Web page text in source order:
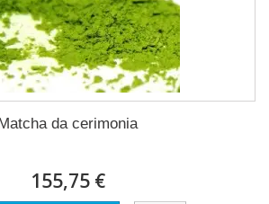
da cerimonia
155,75 €